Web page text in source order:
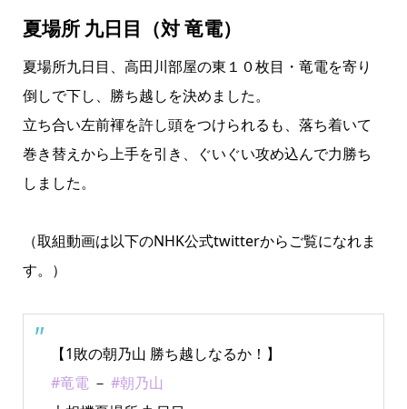
夏場所 九日目（対 竜電）
夏場所九日目、高田川部屋の東１０枚目・竜電を寄り
倒しで下し、勝ち越しを決めました。
立ち合い左前褌を許し頭をつけられるも、落ち着いて
巻き替えから上手を引き、ぐいぐい攻め込んで力勝ち
しました。
（取組動画は以下のNHK公式twitterからご覧になれま
す。）
【1敗の朝乃山 勝ち越しなるか！】
#竜電－ #朝乃山